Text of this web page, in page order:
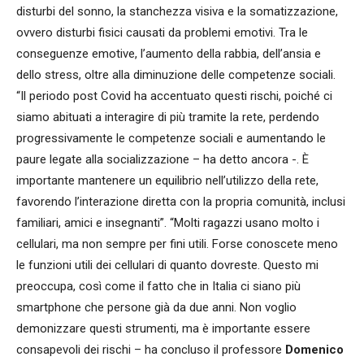
disturbi del sonno, la stanchezza visiva e la somatizzazione,
ovvero disturbi fisici causati da problemi emotivi. Tra le
conseguenze emotive, l’aumento della rabbia, dell’ansia e
dello stress, oltre alla diminuzione delle competenze sociali.
“Il periodo post Covid ha accentuato questi rischi, poiché ci
siamo abituati a interagire di più tramite la rete, perdendo
progressivamente le competenze sociali e aumentando le
paure legate alla socializzazione – ha detto ancora -. È
importante mantenere un equilibrio nell’utilizzo della rete,
favorendo l’interazione diretta con la propria comunità, inclusi
familiari, amici e insegnanti”. “Molti ragazzi usano molto i
cellulari, ma non sempre per fini utili. Forse conoscete meno
le funzioni utili dei cellulari di quanto dovreste. Questo mi
preoccupa, così come il fatto che in Italia ci siano più
smartphone che persone già da due anni. Non voglio
demonizzare questi strumenti, ma è importante essere
consapevoli dei rischi – ha concluso il professore Domenico